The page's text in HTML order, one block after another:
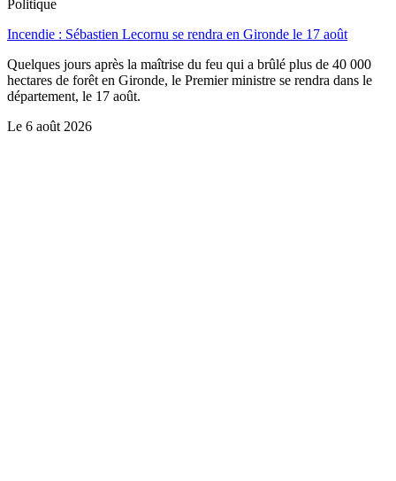
Politique
Incendie : Sébastien Lecornu se rendra en Gironde le 17 août
Quelques jours après la maîtrise du feu qui a brûlé plus de 40 000
hectares de forêt en Gironde, le Premier ministre se rendra dans le
département, le 17 août.
Le 6 août 2026